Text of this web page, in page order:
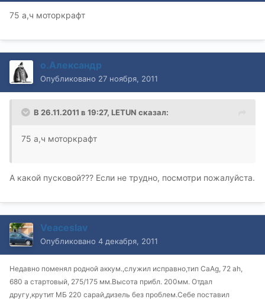
75 а,ч моторкрафт
о.Александр
Опубликовано 27 ноября, 2011
В 26.11.2011 в 19:27, LETUN сказал:
75 а,ч моторкрафт
А какой пусковой??? Если не трудно, посмотри пожалуйста.
Veaceslav
Опубликовано 4 декабря, 2011
Недавно поменял родной аккум.,служил исправно,тип СаАg, 72 аh,
680 а стартовый, 275/175 мм.Высота прибл. 200мм. Отдал
другу,крутит МБ 220 сарай,дизель без проблем.Себе поставил